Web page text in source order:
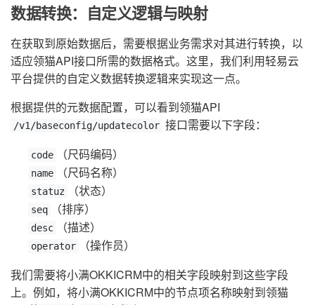
数据转换：自定义逻辑与映射
在获取到原始数据后，需要根据业务需求对其进行转换，以
适应领猫API接口所需的数据格式。这里，我们利用轻易云
平台提供的自定义数据转换逻辑来实现这一点。
根据提供的元数据配置，可以看到领猫API
/v1/baseconfig/updatecolor 接口需要以下字段：
code （尺码编码）
name （尺码名称）
statuz （状态）
seq （排序）
desc （描述）
operator
（操作员）
我们需要将小满OKKICRM中的相关字段映射到这些字段
上。例如，将小满OKKICRM中的节点项名称映射到领猫